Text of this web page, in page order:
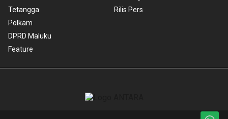
Tetangga
Polkam
DPRD Maluku
Feature
Rilis Pers